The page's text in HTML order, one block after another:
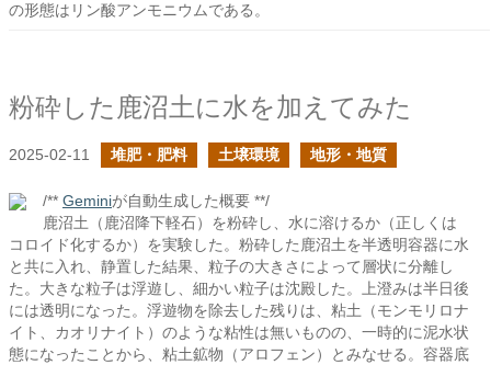
の形態はリン酸アンモニウムである。
粉砕した鹿沼土に水を加えてみた
2025-02-11 堆肥・肥料 土壌環境 地形・地質
/** Geminiが自動生成した概要 **/
鹿沼土（鹿沼降下軽石）を粉砕し、水に溶けるか（正しくは
コロイド化するか）を実験した。粉砕した鹿沼土を半透明容器に水
と共に入れ、静置した結果、粒子の大きさによって層状に分離し
た。大きな粒子は浮遊し、細かい粒子は沈殿した。上澄みは半日後
には透明になった。浮遊物を除去した残りは、粘土（モンモリロナ
イト、カオリナイト）のような粘性は無いものの、一時的に泥水状
態になったことから、粘土鉱物（アロフェン）とみなせる。容器底